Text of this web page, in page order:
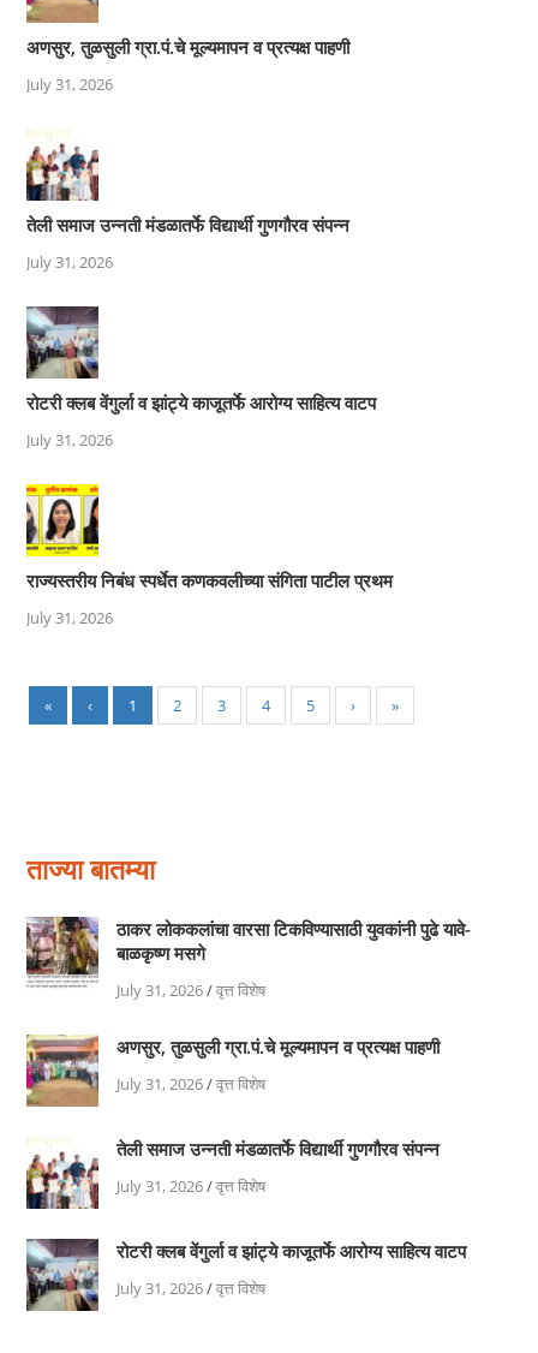
अणसुर, तुळसुली ग्रा.पं.चे मूल्यमापन व प्रत्यक्ष पाहणी
July 31, 2026
तेली समाज उन्नती मंडळातर्फे विद्यार्थी गुणगौरव संपन्न
July 31, 2026
रोटरी क्लब वेंगुर्ला व झांट्ये काजूतर्फे आरोग्य साहित्य वाटप
July 31, 2026
राज्यस्तरीय निबंध स्पर्धेत कणकवलीच्या संगिता पाटील प्रथम
July 31, 2026
« ‹ 1 2 3 4 5 › »
ताज्या बातम्या
ठाकर लोककलांचा वारसा टिकविण्यासाठी युवकांनी पुढे यावे-
बाळकृष्ण मसगे
July 31, 2026/वृत्त विशेष
अणसुर, तुळसुली ग्रा.पं.चे मूल्यमापन व प्रत्यक्ष पाहणी
July 31, 2026/वृत्त विशेष
तेली समाज उन्नती मंडळातर्फे विद्यार्थी गुणगौरव संपन्न
July 31, 2026/वृत्त विशेष
रोटरी क्लब वेंगुर्ला व झांट्ये काजूतर्फे आरोग्य साहित्य वाटप
July 31, 2026/वृत्त विशेष